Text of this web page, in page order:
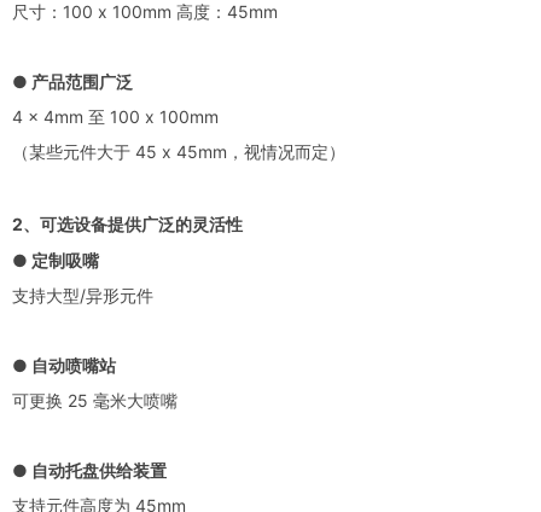
尺寸：100 x 100mm 高度：45mm
● 产品范围广泛
4 x 4mm 至 100 x 100mm
（某些元件大于 45 x 45mm，视情况而定）
2、可选设备提供广泛的灵活性
● 定制吸嘴
支持大型/异形元件
● 自动喷嘴站
可更换 25 毫米大喷嘴
● 自动托盘供给装置
支持元件高度为 45mm